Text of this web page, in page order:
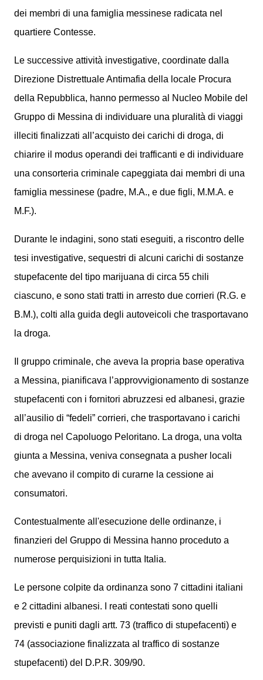
dei membri di una famiglia messinese radicata nel
quartiere Contesse.
Le successive attività investigative, coordinate dalla
Direzione Distrettuale Antimafia della locale Procura
della Repubblica, hanno permesso al Nucleo Mobile del
Gruppo di Messina di individuare una pluralità di viaggi
illeciti finalizzati all’acquisto dei carichi di droga, di
chiarire il modus operandi dei trafficanti e di individuare
una consorteria criminale capeggiata dai membri di una
famiglia messinese (padre, M.A., e due figli, M.M.A. e
M.F.).
Durante le indagini, sono stati eseguiti, a riscontro delle
tesi investigative, sequestri di alcuni carichi di sostanze
stupefacente del tipo marijuana di circa 55 chili
ciascuno, e sono stati tratti in arresto due corrieri (R.G. e
B.M.), colti alla guida degli autoveicoli che trasportavano
la droga.
Il gruppo criminale, che aveva la propria base operativa
a Messina, pianificava l’approvvigionamento di sostanze
stupefacenti con i fornitori abruzzesi ed albanesi, grazie
all’ausilio di “fedeli” corrieri, che trasportavano i carichi
di droga nel Capoluogo Peloritano. La droga, una volta
giunta a Messina, veniva consegnata a pusher locali
che avevano il compito di curarne la cessione ai
consumatori.
Contestualmente all'esecuzione delle ordinanze, i
finanzieri del Gruppo di Messina hanno proceduto a
numerose perquisizioni in tutta Italia.
Le persone colpite da ordinanza sono 7 cittadini italiani
e 2 cittadini albanesi. I reati contestati sono quelli
previsti e puniti dagli artt. 73 (traffico di stupefacenti) e
74 (associazione finalizzata al traffico di sostanze
stupefacenti) del D.P.R. 309/90.